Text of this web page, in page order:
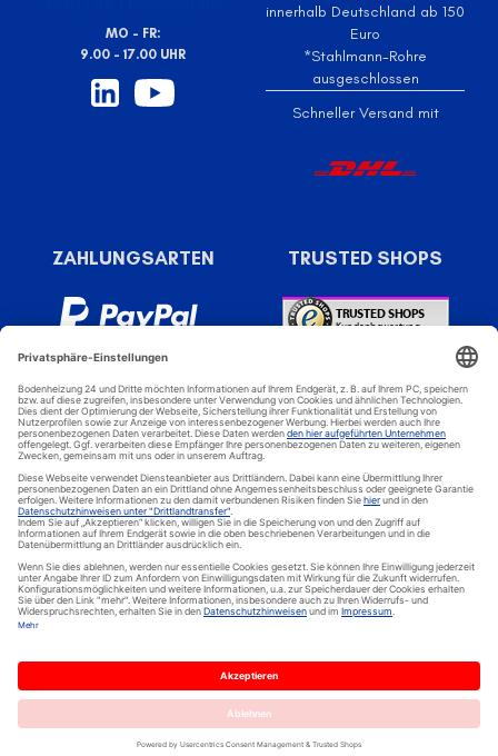
MO - FR:
9.00 - 17.00 UHR
innerhalb Deutschland ab 150
Euro
*Stahlmann-Rohre
ausgeschlossen
Schneller Versand mit
ZAHLUNGSARTEN TRUSTED SHOPS
Bodenheizungen, elektrische Fußbodenheizung, elektrische
Heizfolien, Dünnbettheizungen und elektrische Heizsysteme. © 2024
Warm-On GmbH / Bodenheizung-24
* inkl. MwSt., zzgl. Versandkosten
In den Warenkorb legen
Delivery time 2-3 Tage